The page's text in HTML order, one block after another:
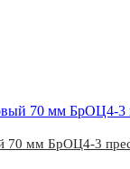
70 мм БрОЦ4-3